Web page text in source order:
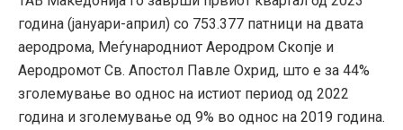
година (јануари-април) со 753.377 патници на двата
аеродрома, Меѓународниот Аеродром Скопје и
Аеродромот Св. Апостол Павле Охрид, што е за 44%
зголемување во однос на истиот период од 2022
година и зголемување од 9% во однос на 2019 година.